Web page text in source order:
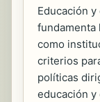
Educación
fundamenta
como
criterios
políticas
educación